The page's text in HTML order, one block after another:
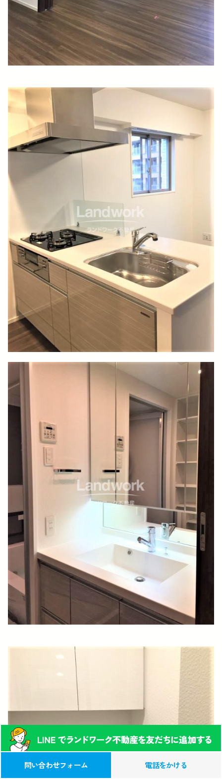
0120-039-315
（営業時間 9:00-17:00）
この物件への
お問い合わせ(無料)
問い合わせフォーム 電話をかける